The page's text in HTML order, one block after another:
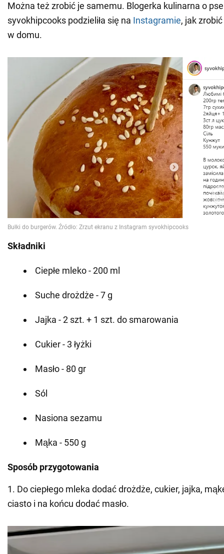
Można też zrobić je samemu. Blogerka kulinarna o
syvokhipcooks podzieliła się na Instagramie, jak
w domu.
Składniki
Ciepłe mleko - 200 ml
Suche drożdże - 7 g
Jajka - 2 szt. + 1 szt. do smarowania
Cukier - 3 łyżki
Masło - 80 gr
Sól
Nasiona sezamu
Mąka - 550 g
Sposób przygotowania
1. Do ciepłego mleka dodać drożdże, cukier, jajka,
ciasto i na końcu dodać masło.